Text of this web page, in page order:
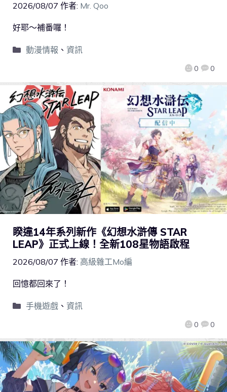
2026/08/07 作者: Mr. Qoo
0 0
好耶～補番囉！
動漫情報 、 資訊
睽違14年系列新作《幻想水滸傳 STAR
LEAP》正式上線！全新108星物語啟程
2026/08/07 作者: 高級雜工Mo編
0 0
回憶都回來了！
手機遊戲、 資訊